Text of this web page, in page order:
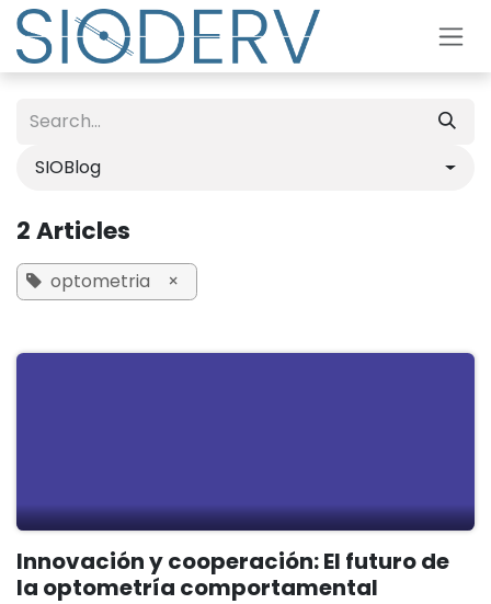
Skip to Content
SIOBlog
2 Articles
optometria ×
Innovación y cooperación: El futuro de
la optometría comportamental